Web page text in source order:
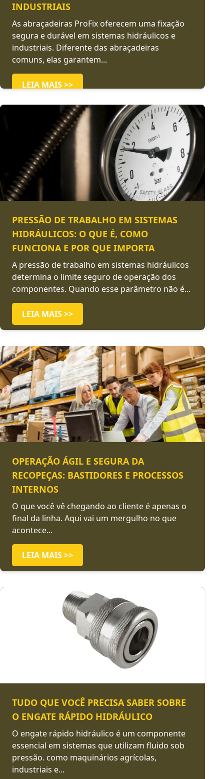
INDUSTRIAIS
As abraçadeiras ProFix oferecem uma fixação
segura e durável em sistemas hidráulicos e
industriais. Diferente das abraçadeiras
comuns, elas garantem...
LEIA MAIS >>
PRESSÃO DE TRABALHO EM SISTEMAS
HIDRÁULICOS: O QUE É, COMO
FUNCIONA E POR QUE IMPORTA
A pressão de trabalho em sistemas hidráulicos
determina o limite seguro de operação dos
componentes. Quando esse parâmetro não é...
LEIA MAIS >>
OPERAÇÃO ÁGIL E SEGURA DA
RECOPEÇAS: BASTIDORES E PROCESSOS
INTERNOS
O que você vê chegando ao cliente é apenas o
final da linha. Aqui vai um mergulho no que
acontece...
LEIA MAIS >>
TUDO QUE VOCÊ PRECISA SABER SOBRE
O ENGATE RÁPIDO HIDRÁULICO
O engate rápido hidráulico é um componente
essencial em sistemas que utilizam fluido sob
pressão. como maquinários agrícolas,
industriais e...